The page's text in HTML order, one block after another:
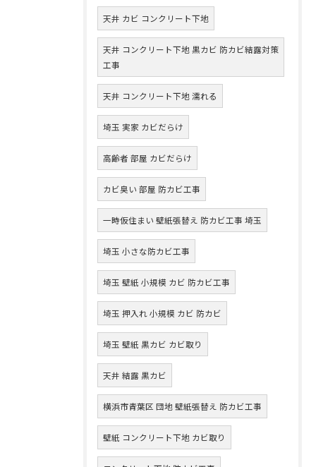
天井 カビ コンクリート下地
天井 コンクリート下地 黒カビ 防カビ結露対策
工事
天井 コンクリート下地 濡れる
埼玉 実家 カビだらけ
高齢者 部屋 カビだらけ
カビ臭い 部屋 防カビ工事
一時仮住まい 壁紙張替え 防カビ工事 埼玉
埼玉 小さな防カビ工事
埼玉 壁紙 小規模 カビ 防カビ工事
埼玉 押入れ 小規模 カビ 防カビ
埼玉 壁紙 黒カビ カビ取り
天井 結露 黒カビ
横浜市青葉区 団地 壁紙張替え 防カビ工事
壁紙 コンクリート下地 カビ取り